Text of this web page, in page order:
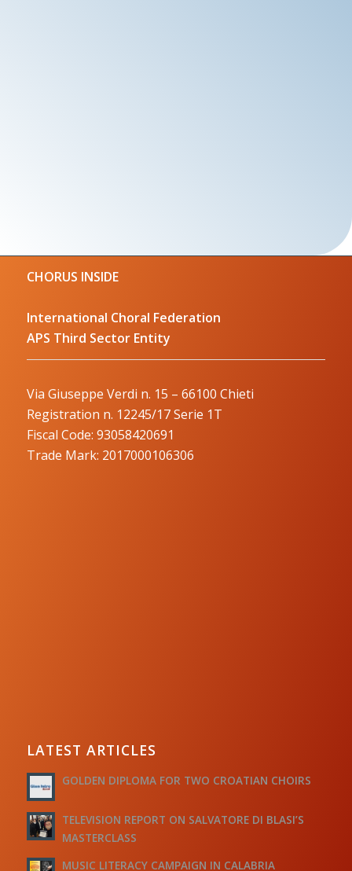
CHORUS INSIDE
International Choral Federation
APS Third Sector Entity
Via Giuseppe Verdi n. 15 – 66100 Chieti
Registration n. 12245/17 Serie 1T
Fiscal Code: 93058420691
Trade Mark: 2017000106306
LATEST ARTICLES
GOLDEN DIPLOMA FOR TWO CROATIAN CHOIRS
TELEVISION REPORT ON SALVATORE DI BLASI’S
MASTERCLASS
MUSIC LITERACY CAMPAIGN IN CALABRIA